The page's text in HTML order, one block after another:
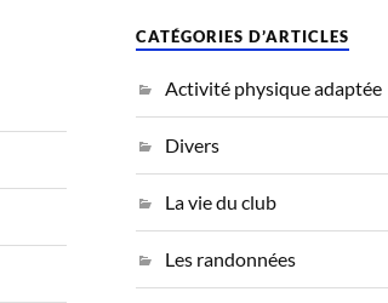
CATÉGORIES D’ARTICLES
Activité physique adaptée
Divers
La vie du club
Les randonnées